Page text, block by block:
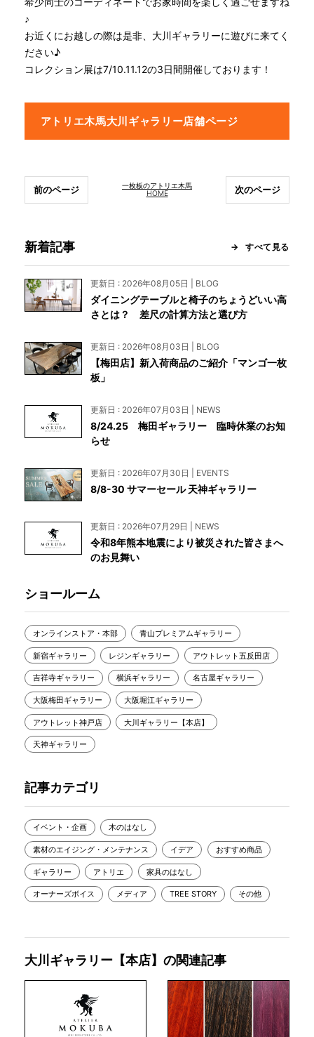
希少同士のコーディネートでお家時間を楽しく過ごせますね
♪
お近くにお越しの際は是非、大川ギャラリーに遊びに来てく
ださい♪
コレクション展は7/10.11.12の3日間開催しております！
アトリエ木馬大川ギャラリー店舗ページ
一枚板のアトリエ木馬
HOME
前のページ 次のページ
新着記事 すべて見る
更新日 : 2026年08月05日 | BLOG
ダイニングテーブルと椅子のちょうどいい高
さとは？ 差尺の計算方法と選び方
更新日 : 2026年08月03日 | BLOG
【梅田店】新入荷商品のご紹介「マンゴ一枚
板」
更新日 : 2026年07月03日 | NEWS
8/24.25 梅田ギャラリー 臨時休業のお知
らせ
更新日 : 2026年07月30日 | EVENTS
8/8-30 サマーセール 天神ギャラリー
更新日 : 2026年07月29日 | NEWS
令和8年熊本地震により被災された皆さまへ
のお見舞い
ショールーム
オンラインストア・本部 青山プレミアムギャラリー
新宿ギャラリー レジンギャラリー アウトレット五反田店
吉祥寺ギャラリー 横浜ギャラリー 名古屋ギャラリー
大阪梅田ギャラリー 大阪堀江ギャラリー
アウトレット神戸店 大川ギャラリー【本店】
天神ギャラリー
記事カテゴリ
イベント・企画 木のはなし
素材のエイジング・メンテナンス イデア おすすめ商品
ギャラリー アトリエ 家具のはなし
オーナーズボイス メディア TREE STORY その他
大川ギャラリー【本店】の関連記事